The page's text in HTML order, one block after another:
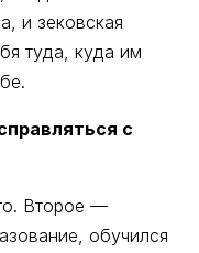
и зековская
туда, куда им
с
Второе —
обучился